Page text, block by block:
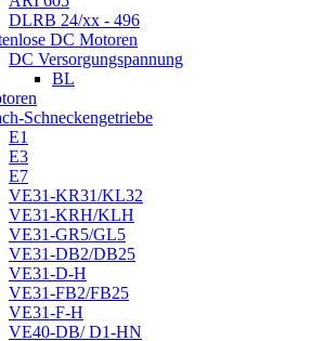
DLRB 24/xx - 496
DC Motoren
DC Versorgungspannung
BL
Schneckengetriebe
E1
E3
E7
VE31-KR31/KL32
VE31-KRH/KLH
VE31-GR5/GL5
VE31-DB2/DB25
VE31-D-H
VE31-FB2/FB25
VE31-F-H
VE40-DB/ D1-HN